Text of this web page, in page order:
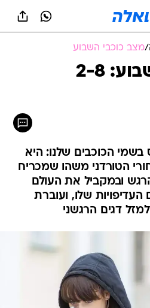
/מצב כוכבי השבוע
מצב כוכבי השבוע: 2-8
הכוכבים שלנו: היא
הטורדני משהו שמכריח
ובמקביל את העולם
העדיפויות שלו, ועוברת
דגים הרגשני